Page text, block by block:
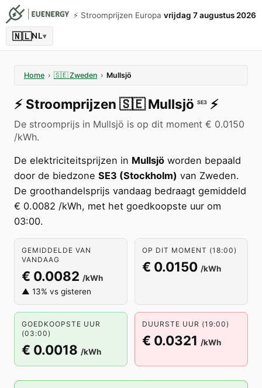
⚡️ Stroomprijzen Europa vrijdag 7 augustus 2026
🇳🇱NL▾
Home › 🇸🇪 Zweden › Mullsjö
⚡️ Stroomprijzen 🇸🇪 Mullsjö SE3 ⚡️
De stroomprijs in Mullsjö is op dit moment € 0.0150
/kWh.
De elektriciteitsprijzen in Mullsjö worden bepaald
door de biedzone SE3 (Stockholm) van Zweden.
De groothandelsprijs vandaag bedraagt gemiddeld
€ 0.0082 /kWh, met het goedkoopste uur om
03:00.
GEMIDDELDE VAN
VANDAAG
€ 0.0082 /kWh
▲ 13% vs gisteren
OP DIT MOMENT (18:00)
€ 0.0150 /kWh
GOEDKOOPSTE UUR
(03:00)
€ 0.0018 /kWh
DUURSTE UUR (19:00)
€ 0.0321 /kWh